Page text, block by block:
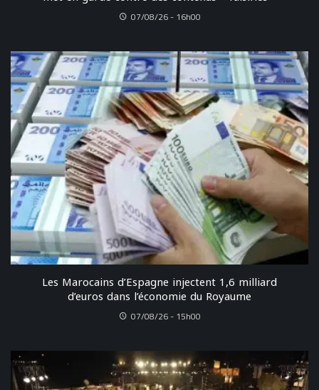
07/08/26 - 16h00
Les Marocains d’Espagne injectent 1,6 milliard
d’euros dans l’économie du Royaume
07/08/26 - 15h00